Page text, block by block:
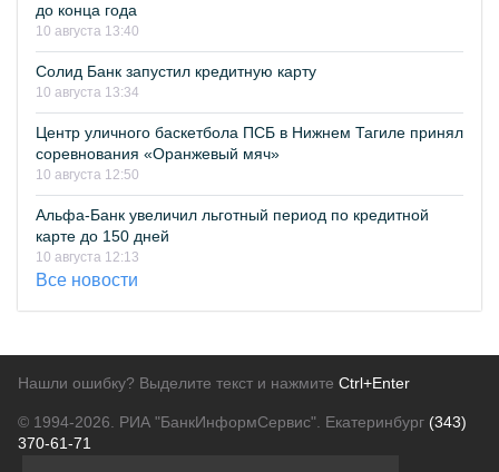
до конца года
10 августа 13:40
Солид Банк запустил кредитную карту
10 августа 13:34
Центр уличного баскетбола ПСБ в Нижнем Тагиле принял
соревнования «Оранжевый мяч»
10 августа 12:50
Альфа-Банк увеличил льготный период по кредитной
карте до 150 дней
10 августа 12:13
Все новости
Нашли ошибку? Выделите текст и нажмите Ctrl+Enter
© 1994-2026. РИА "БанкИнформСервис". Екатеринбург (343)
370-61-71